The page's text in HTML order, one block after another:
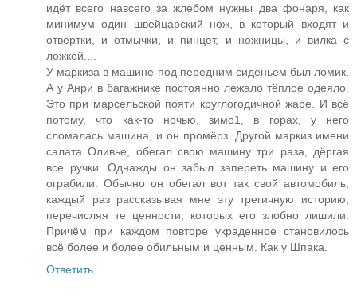
идёт всего навсего за жлебом нужны два фонаря, как
минимум один швейцарский нож, в который входят и
отвёртки, и отмычки, и пинцет, и ножницы, и вилка с
ложкой....
У маркиза в машине под передним сиденьем был ломик.
А у Анри в багажнике постоянно лежало тёплое одеяло.
Это при марсельской пояти круглогодичной жаре. И всё
потому, что как-то ночью, зимо1, в горах, у него
сломалась машина, и он промёрз. Другой маркиз имени
салата Оливье, обегал свою машину три раза, дёргая
все ручки. Однажды он забыл запереть машину и его
ограбили. Обычно он обегал вот так свой автомобиль,
каждый раз рассказывая мне эту трегичную историю,
перечисляя те ценности, которых его злобно лишили.
Причём при каждом повторе украденное становилось
всё более и более обильным и ценным. Как у Шпака.
Ответить